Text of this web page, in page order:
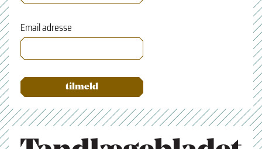
Email adresse